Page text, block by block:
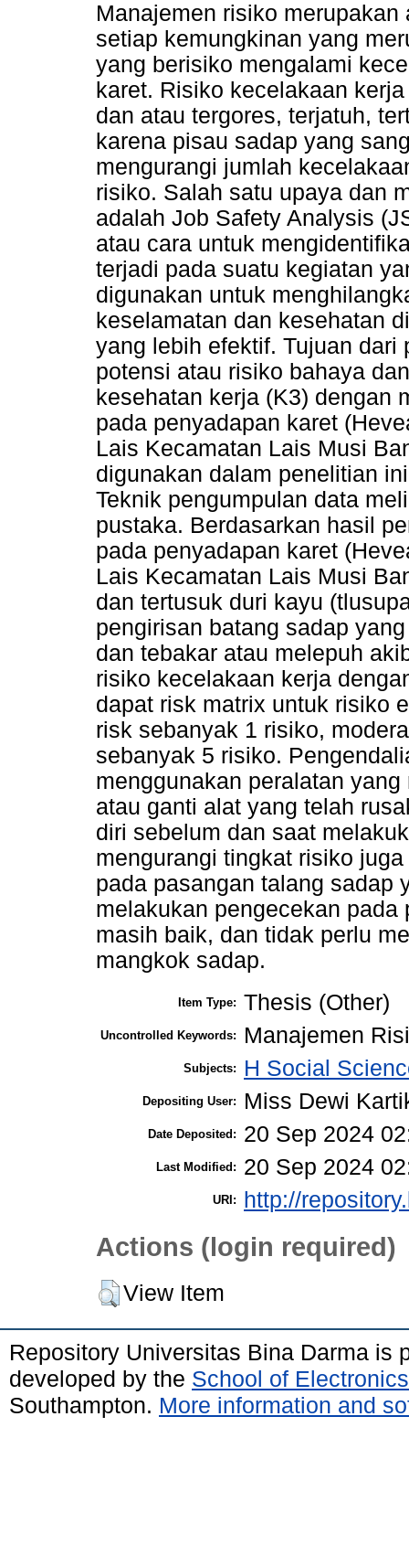
Manajemen risiko
setiap kemungkinan yang
yang berisiko mengalami
karet. Risiko kecelakaan
dan atau tergores, terjatuh,
karena pisau sadap yang
mengurangi jumlah
risiko. Salah satu upaya dan
adalah Job Safety Analysis
atau cara untuk
terjadi pada suatu kegiatan
digunakan untuk
keselamatan dan kesehatan
yang lebih efektif. Tujuan
potensi atau risiko bahaya
kesehatan kerja (K3) dengan
pada penyadapan karet
Lais Kecamatan Lais Musi
digunakan dalam penelitian
Teknik pengumpulan data
pustaka. Berdasarkan hasil
pada penyadapan karet
Lais Kecamatan Lais Musi
dan tertusuk duri kayu
pengirisan batang sadap
dan tebakar atau melepuh
risiko kecelakaan kerja
dapat risk matrix untuk risiko
risk sebanyak 1 risiko,
sebanyak 5 risiko.
menggunakan peralatan
atau ganti alat yang telah
diri sebelum dan saat
mengurangi tingkat risiko
pada pasangan talang sadap
melakukan pengecekan
masih baik, dan tidak perlu
mangkok sadap.
Item Type: Thesis (Other)
Uncontrolled Keywords: Manajemen
Subjects: H Social
Depositing User: Miss Dewi
Date Deposited: 20 Sep 2024
Last Modified: 20 Sep 2024
URI: http://
Actions (login required)
View Item
Repository Universitas Bina Darma is
developed by the School of
Southampton. More information and